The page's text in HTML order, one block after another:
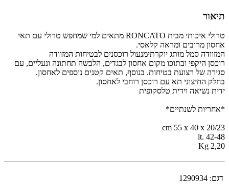
תיאור
טרולי איכותי מבית RONCATO מתאים למי שמחפש טרולי עם תאי
אחסון מרובים ומראה קלאסי.
המזוודה סמל מותג יוקרתימנעול רוכסנים לבטיחות המזוודה
רוכסן היקפי ובתוכו מקום אחסון לבגדים, הלבשה תחתונה ונעליים, עם
סגירה של רצועת בטיחות. בנוסף, תאים קטנים נוספים לאחסון.
בחלק החיצוני תא עם רוכסן רוחבי לאחסון.
ידית נשיאה וידית טלסקופית
*אחריות לשנתיים*
cm 55 x 40 x 20/23
lt. 42-48
Kg 2,20
דגם: 1290934